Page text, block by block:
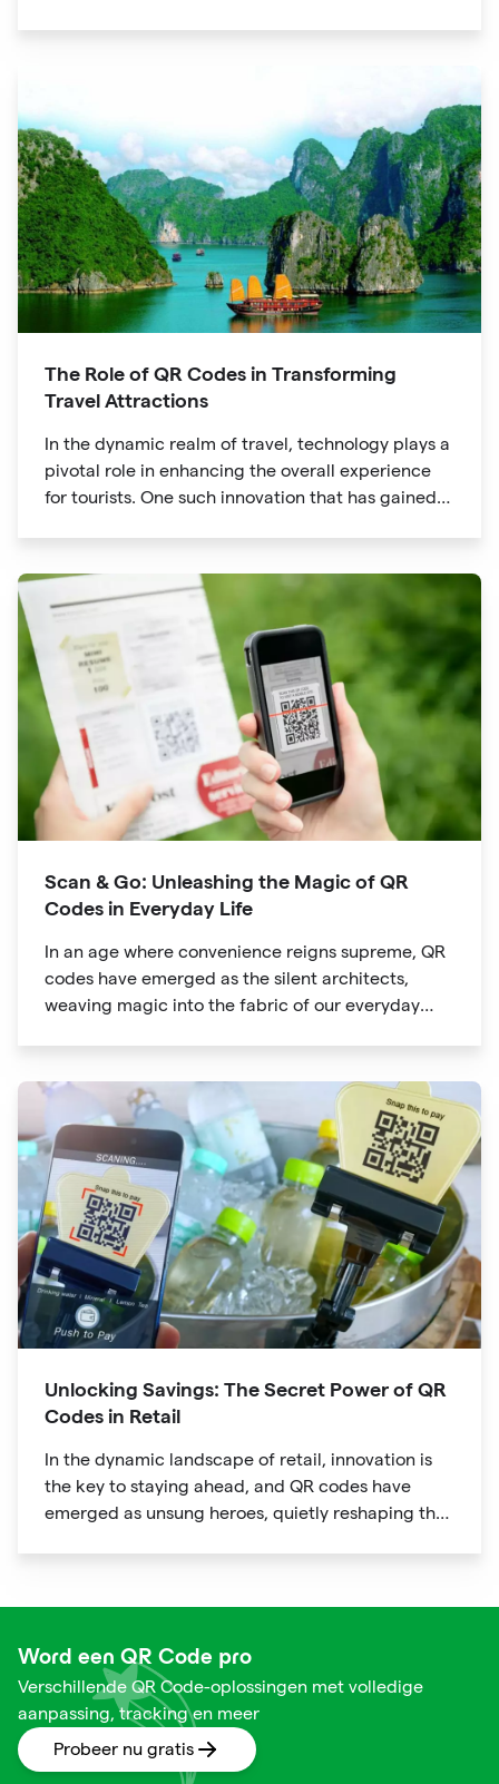
The Role of QR Codes in Transforming
Travel Attractions
In the dynamic realm of travel, technology plays a
pivotal role in enhancing the overall experience
for tourists. One such innovation that has gained
evolved into powerful tools that revolutionize the
way we explore attractions during our travels.
Scan & Go: Unleashing the Magic of QR
Codes in Everyday Life
In an age where convenience reigns supreme, QR
codes have emerged as the silent architects,
weaving magic into the fabric of our everyday
product packaging
Unlocking Savings: The Secret Power of QR
Codes in Retail
In the dynamic landscape of retail, innovation is
the key to staying ahead, and QR codes have
emerged as unsung heroes, quietly reshaping the
Word een QR Code pro
Verschillende QR Code-oplossingen met volledige
aanpassing, tracking en meer
Probeer nu gratis